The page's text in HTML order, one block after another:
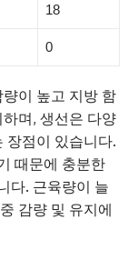
18
0
량이 높고 지방 함
며, 생선은 다양
장점이 있습니다.
때문에 충분한
다. 근육량이 늘
감량 및 유지에